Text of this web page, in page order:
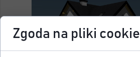
Zgoda na pliki cookie